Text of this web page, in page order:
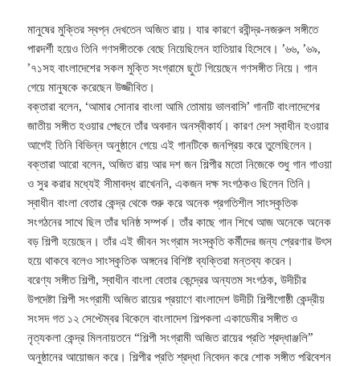
মানুষের মুক্তির স্বপ্ন দেখতেন অজিত রায়। যার কারণে রবীন্দ্র-নজরুল সঙ্গীতে
পারদর্শী হয়েও তিনি গণসঙ্গীতকে বেছে নিয়েছিলেন হাতিয়ার হিসেবে। ’৬৬, ’৬৯,
’৭১সহ বাংলাদেশের সকল মুক্তি সংগ্রামে ছুটে গিয়েছেন গণসঙ্গীত নিয়ে। গান
গেয়ে মানুষকে করেছেন উজ্জীবিত।
বক্তারা বলেন, ‘আমার সোনার বাংলা আমি তোমায় ভালবাসি’ গানটি বাংলাদেশের
জাতীয় সঙ্গীত হওয়ার পেছনে তাঁর অবদান অনস্বীকার্য। কারণ দেশ স্বাধীন হওয়ার
আগেই তিনি বিভিন্ন অনুষ্ঠানে গেয়ে এই গানটিকে জনপ্রিয় করে তুলেছিলেন।
বক্তারা আরো বলেন, অজিত রায় আর দশ জন শিল্পীর মতো নিজেকে শুধু গান গাওয়া
ও সুর করার মধ্যেই সীমাবদ্ধ রাখেননি, একজন দক্ষ সংগঠকও ছিলেন তিনি।
স্বাধীন বাংলা বেতার কেন্দ্র থেকে শুরু করে অনেক প্রগতিশীল সাংস্কৃতিক
সংগঠনের সাথে ছিল তাঁর ঘনিষ্ঠ সম্পর্ক। তাঁর কাছে গান শিখে আজ অনেকে অনেক
বড় শিল্পী হয়েছেন। তাঁর এই জীবন সংগ্রাম সংস্কৃতি কর্মীদের জন্য প্রেরণার উৎস
হয়ে থাকবে বলেও সাংস্কৃতিক অঙ্গনের বিশিষ্ট ব্যক্তিরা মন্তব্য করেন।
বরেণ্য সঙ্গীত শিল্পী, স্বাধীন বাংলা বেতার কেন্দ্রের অন্যতম সংগঠক, উদীচীর
উপদেষ্টা শিল্পী সংগ্রামী অজিত রায়ের প্রয়াণে বাংলাদেশ উদীচী শিল্পীগোষ্ঠী কেন্দ্রীয়
সংসদ গত ১২ সেপ্টেম্বর বিকেলে বাংলাদেশ শিল্পকলা একাডেমীর সঙ্গীত ও
নৃত্যকলা কেন্দ্র মিলনায়তনে “শিল্পী সংগ্রামী অজিত রায়ের প্রতি শ্রদ্ধাঞ্জলি”
অনুষ্ঠানের আয়োজন করে। শিল্পীর প্রতি শ্রদ্ধা নিবেদন করে শোক সঙ্গীত পরিবেশন